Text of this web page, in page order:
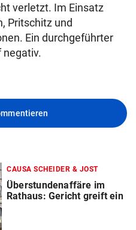
verletzt. Im Einsatz
Pritschitz und
Ein durchgeführter
negativ.
CAUSA SCHEIDER & JOST
Überstundenaffäre im
Rathaus: Gericht greift ein